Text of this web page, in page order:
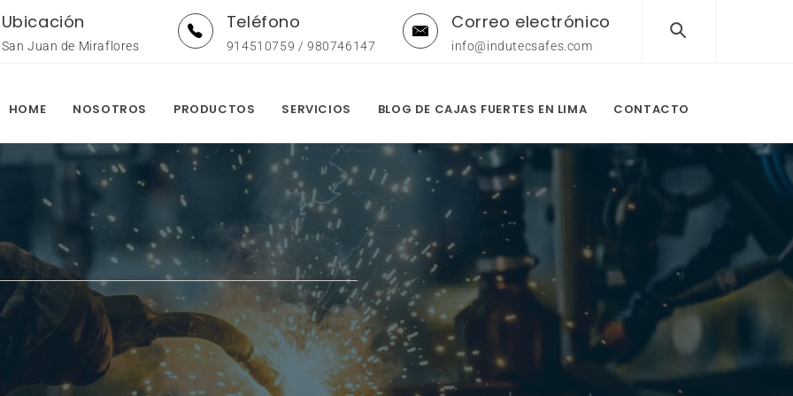
Ubicación
San Juan de Miraflores
Teléfono
914510759 / 980746147
Correo electrónico
info@indutecsafes.com
HOME NOSOTROS PRODUCTOS SERVICIOS BLOG DE CAJAS FUERTES EN LIMA CONTACTO